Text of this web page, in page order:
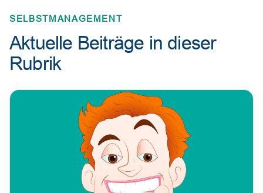
SELBSTMANAGEMENT
Aktuelle Beiträge in dieser
Rubrik